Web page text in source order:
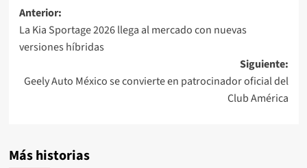
Navegación
de
entradas
Anterior:
La Kia Sportage 2026 llega al mercado con nuevas
versiones híbridas
Siguiente:
Geely Auto México se convierte en patrocinador oficial del
Club América
Más historias